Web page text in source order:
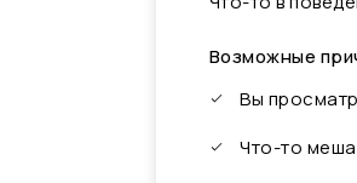
Возможные
Вы
Что-то